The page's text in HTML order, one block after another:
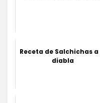
Receta de Salchichas a
diabla